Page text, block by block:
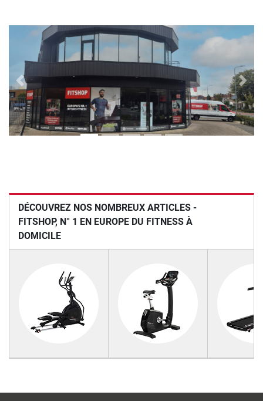
Previous Next
DÉCOUVREZ NOS NOMBREUX ARTICLES -
FITSHOP, N° 1 EN EUROPE DU FITNESS À
DOMICILE